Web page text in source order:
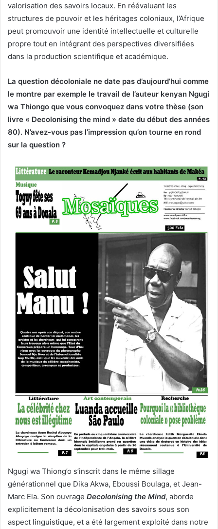
valorisation des savoirs locaux. En réévaluant les
structures de pouvoir et les héritages coloniaux, l’Afrique
peut promouvoir une identité intellectuelle et culturelle
propre tout en intégrant des perspectives diversifiées
dans la production scientifique et académique.
La question décoloniale ne date pas d’aujourd’hui comme
le montre par exemple le travail de l’auteur kenyan Ngugi
wa Thiongo que vous convoquez dans votre thèse (son
livre « Decolonising the mind » date du début des années
80). N’avez-vous pas l’impression qu’on tourne en rond
sur la question ?
Ngugi wa Thiong’o s’inscrit dans le même sillage
générationnel que Dika Akwa, Eboussi Boulaga, et Jean-
Marc Ela. Son ouvrage Decolonising the Mind, aborde
explicitement la décolonisation des savoirs sous son
aspect linguistique, et a été largement exploité dans notre